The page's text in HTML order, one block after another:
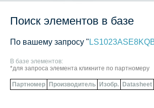
Поиск элементов в базе
По вашему запросу "
В базе элементов:
*для запроса элемента кликните по партномеру
Партномер Производитель Изобр. Datasheet